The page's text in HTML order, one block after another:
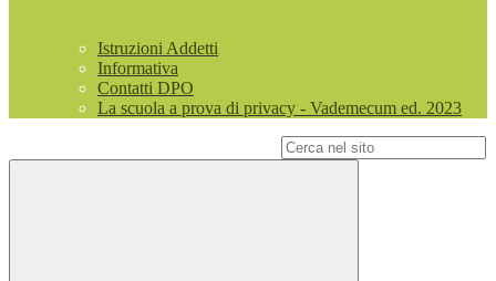
Istruzioni Addetti
Informativa
Contatti DPO
La scuola a prova di privacy - Vademecum ed. 2023